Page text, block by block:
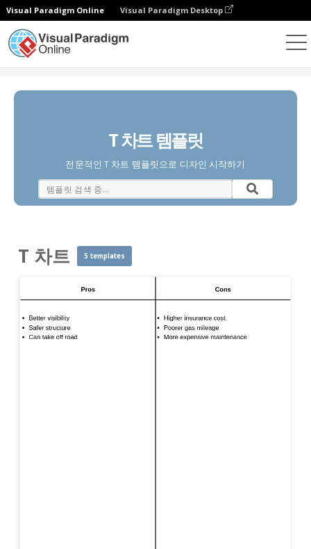
Visual Paradigm Online Visual Paradigm Desktop
T 차트 템플릿
전문적인 T 차트 템플릿으로 디자인 시작하기
T 차트 5 templates